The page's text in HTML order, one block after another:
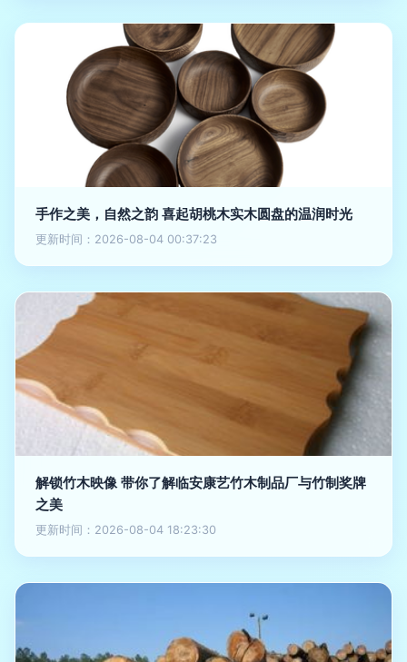
手作之美，自然之韵 喜起胡桃木实木圆盘的温润时光
更新时间：2026-08-04 00:37:23
解锁竹木映像 带你了解临安康艺竹木制品厂与竹制奖牌
之美
更新时间：2026-08-04 18:23:30